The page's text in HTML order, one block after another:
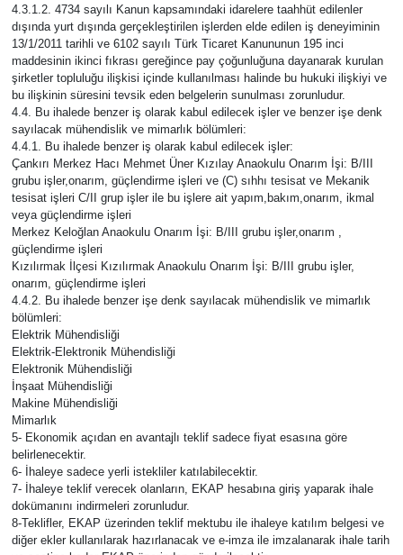
4.3.1.2. 4734 sayılı Kanun kapsamındaki idarelere taahhüt edilenler
dışında yurt dışında gerçekleştirilen işlerden elde edilen iş deneyiminin
13/1/2011 tarihli ve 6102 sayılı Türk Ticaret Kanununun 195 inci
maddesinin ikinci fıkrası gereğince pay çoğunluğuna dayanarak kurulan
şirketler topluluğu ilişkisi içinde kullanılması halinde bu hukuki ilişkiyi ve
bu ilişkinin süresini tevsik eden belgelerin sunulması zorunludur.
4.4. Bu ihalede benzer iş olarak kabul edilecek işler ve benzer işe denk
sayılacak mühendislik ve mimarlık bölümleri:
4.4.1. Bu ihalede benzer iş olarak kabul edilecek işler:
Çankırı Merkez Hacı Mehmet Üner Kızılay Anaokulu Onarım İşi: B/III
grubu işler,onarım, güçlendirme işleri ve (C) sıhhı tesisat ve Mekanik
tesisat işleri C/II grup işler ile bu işlere ait yapım,bakım,onarım, ikmal
veya güçlendirme işleri
Merkez Keloğlan Anaokulu Onarım İşi: B/III grubu işler,onarım ,
güçlendirme işleri
Kızılırmak İlçesi Kızılırmak Anaokulu Onarım İşi: B/III grubu işler,
onarım, güçlendirme işleri
4.4.2. Bu ihalede benzer işe denk sayılacak mühendislik ve mimarlık
bölümleri:
Elektrik Mühendisliği
Elektrik-Elektronik Mühendisliği
Elektronik Mühendisliği
İnşaat Mühendisliği
Makine Mühendisliği
Mimarlık
5- Ekonomik açıdan en avantajlı teklif sadece fiyat esasına göre
belirlenecektir.
6- İhaleye sadece yerli istekliler katılabilecektir.
7- İhaleye teklif verecek olanların, EKAP hesabına giriş yaparak ihale
dokümanını indirmeleri zorunludur.
8-Teklifler, EKAP üzerinden teklif mektubu ile ihaleye katılım belgesi ve
diğer ekler kullanılarak hazırlanacak ve e-imza ile imzalanarak ihale tarih